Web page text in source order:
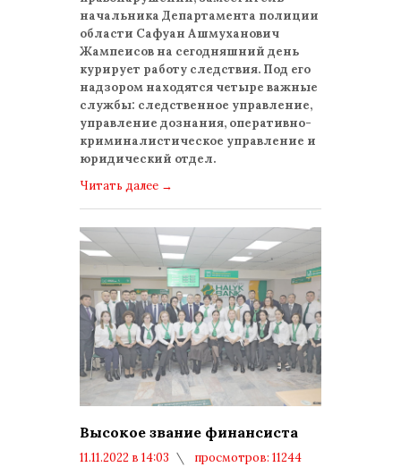
начальника Департамента полиции
области Сафуан Ашмуханович
Жампеисов на сегодняшний день
курирует работу следствия. Под его
надзором находятся четыре важные
службы: следственное управление,
управление дознания, оперативно-
криминалистическое управление и
юридический отдел.
Читать далее →
Высокое звание финансиста
11.11.2022 в 14:03
просмотров: 11244